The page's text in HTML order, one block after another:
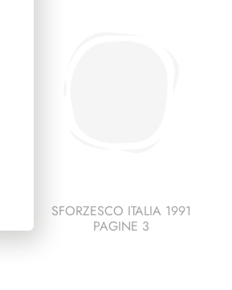
SFORZESCO ITALIA 1991
PAGINE 3